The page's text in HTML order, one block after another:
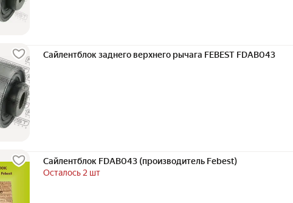
Сайлентблок заднего верхнего рычага FEBEST FDAB043
Сайлентблок FDAB043 (производитель Febest)
Осталось 2 шт